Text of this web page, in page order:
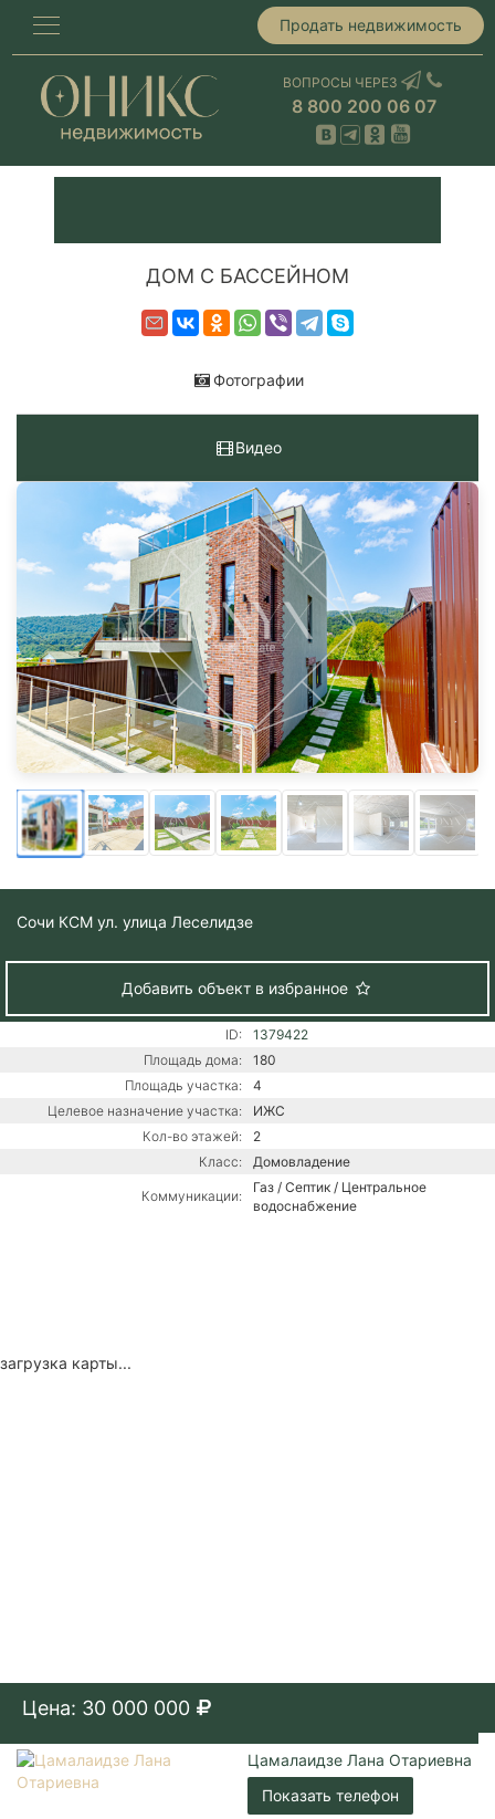
Продать недвижимость
ВОПРОСЫ ЧЕРЕЗ
8 800 200 06 07
ДОМ С БАССЕЙНОМ
Фотографии
Видео
Сочи КСМ ул. улица Леселидзе
Добавить объект в избранное
ID:
1379422
Площадь дома:
180
Площадь участка:
4
Целевое назначение участка:
ИЖС
Кол-во этажей:
2
Класс:
Домовладение
Коммуникации:
Газ / Септик / Центральное
водоснабжение
загрузка карты...
Цена: 30 000 000
Цамалаидзе Лана Отариевна
Показать телефон